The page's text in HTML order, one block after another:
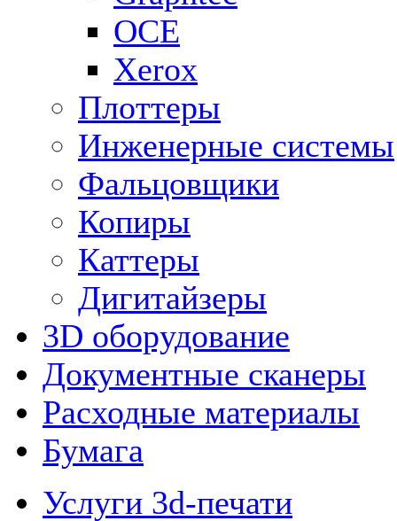
OCE
Xerox
Плоттеры
Инженерные системы
Фальцовщики
Копиры
Каттеры
Дигитайзеры
3D оборудование
Документные сканеры
Расходные материалы
Бумага
Услуги 3d-печати